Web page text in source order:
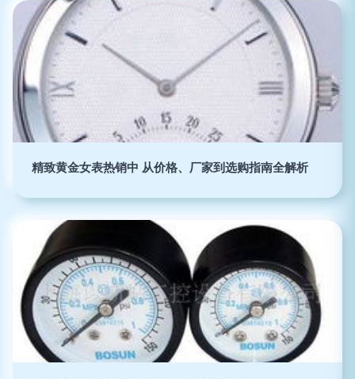
精致黄金女表热销中 从价格、厂家到选购指南全解析